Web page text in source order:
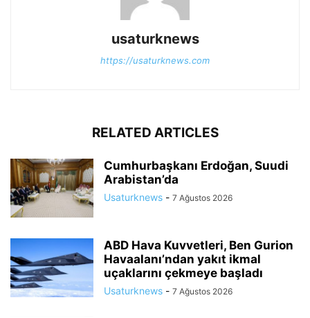
usaturknews
https://usaturknews.com
RELATED ARTICLES
Cumhurbaşkanı Erdoğan, Suudi
Arabistan’da
Usaturknews - 7 Ağustos 2026
ABD Hava Kuvvetleri, Ben Gurion
Havaalanı’ndan yakıt ikmal
uçaklarını çekmeye başladı
Usaturknews - 7 Ağustos 2026